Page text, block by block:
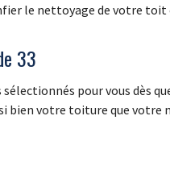
le nettoyage de votre
33
pour vous dès
bien votre toiture que